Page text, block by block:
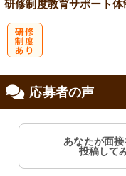
研修制度教育サポート体
応募者の声
あなたが面
投稿して